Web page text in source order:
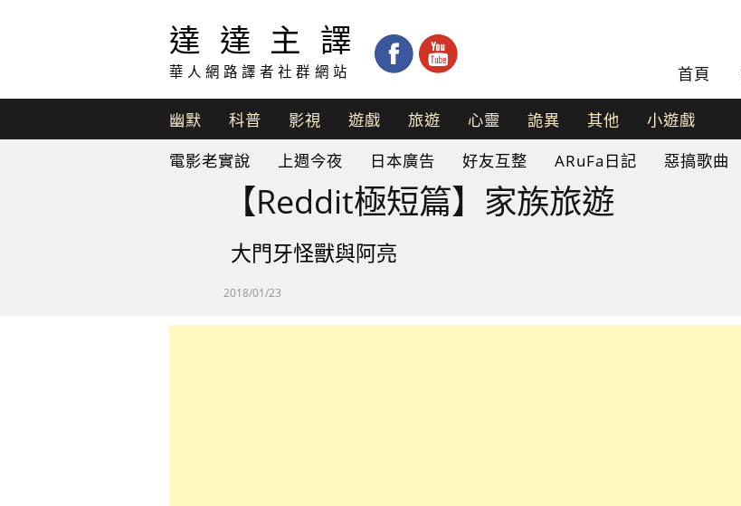
達達主譯
華人網路譯者社群網站 首頁
幽默
脫
口
科普 影視 遊戲 旅遊 心靈 詭異 其他
小遊戲
電影老實說 上週今夜 日本廣告 好友互整 ARuFa日記 惡搞歌曲
【Reddit極短篇】家族旅遊
大門牙怪獸與阿亮
2018/01/23